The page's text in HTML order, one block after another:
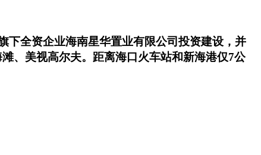
下全资企业海南星华置业有限公司投资建设，并
、美视高尔夫。距离海口火车站和新海港仅7公